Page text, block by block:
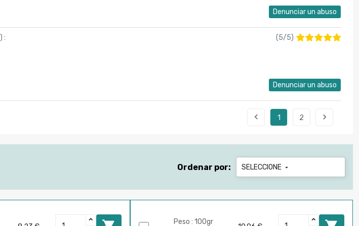
Denunciar un abuso
) : (5/5)
Denunciar un abuso
 1 2 
Ordenar por: SELECCIONE 
Peso : 100gr